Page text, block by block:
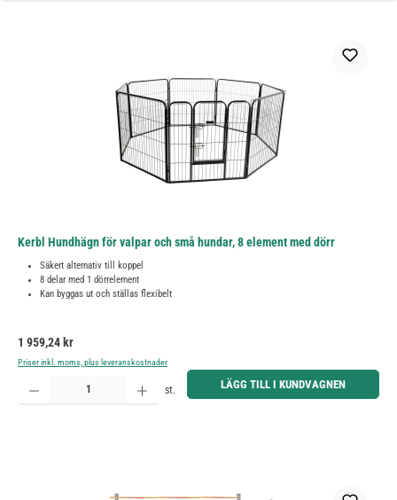
Kerbl Hundhägn för valpar och små hundar, 8 element med dörr
Säkert alternativ till koppel
8 delar med 1 dörrelement
Kan byggas ut och ställas flexibelt
Ordinarie pris:
1 959,24 kr
Priser inkl. moms, plus leveranskostnader
Produktkvantitet: Ange önskat belopp eller använd knapparna för att öka eller minska kvantiteten.
st. LÄGG TILL I KUNDVAGNEN